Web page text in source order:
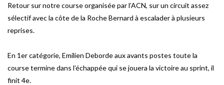
Retour sur notre course organisée par l’ACN, sur un circuit assez
sélectif avec la côte de la Roche Bernard à escalader à plusieurs
reprises.
En 1er catégorie, Emilien Deborde aux avants postes toute la
course termine dans l’échappée qui se jouera la victoire au sprint, il
finit 4e.